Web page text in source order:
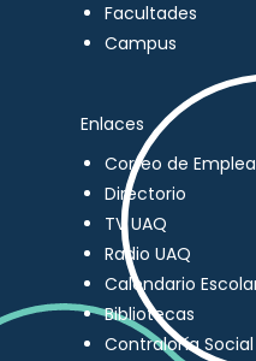
Facultades
Campus
Enlaces
Correo de
Directorio
TV UAQ
Radio UAQ
Calendario
Bibliotecas
Contraloría Social